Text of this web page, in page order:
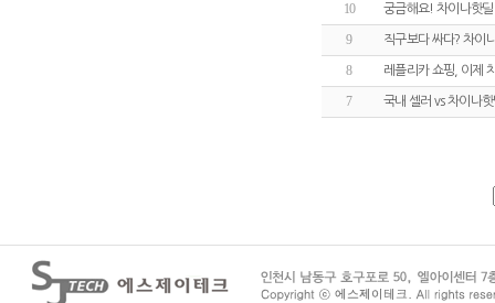
10 궁금해요! 차이나핫
9 직구보다 싸다? 차이
8 레플리카 쇼핑, 이제
7 국내 셀러 vs 차이나